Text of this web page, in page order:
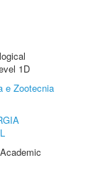
1D
e Zootecnia